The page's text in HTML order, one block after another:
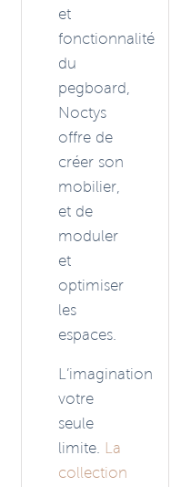
et
fonctionnalité
du
pegboard,
Noctys
offre de
créer son
mobilier,
et de
moduler
et
optimiser
les
espaces.
L’imagination
votre
seule
limite. La
collection